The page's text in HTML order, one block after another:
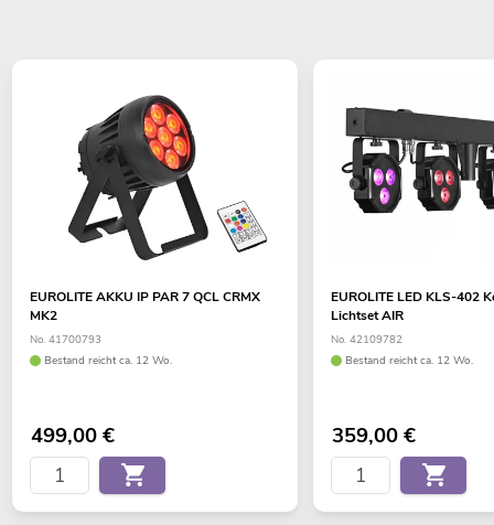
EUROLITE AKKU IP PAR 7 QCL CRMX
MK2
No. 41700793
Bestand reicht ca. 12 Wo.
499,00€
EUROLITE LED KLS-402
Lichtset AIR
No. 42109782
Bestand reicht ca. 12 Wo.
359,00€